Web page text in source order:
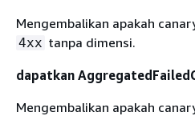
Mengembalikan apakah
4xx tanpa dimensi.
dapatkan
Mengembalikan apakah